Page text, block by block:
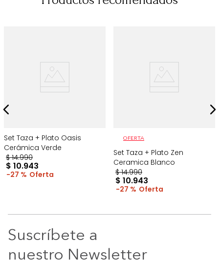
Set Taza + Plato Oasis
Cerámica Verde
$ 14.990
$ 10.943
27 %
OFERTA
Set Taza + Plato Zen
Ceramica Blanco
$ 14.990
$ 10.943
27 %
Suscríbete a
nuestro Newsletter